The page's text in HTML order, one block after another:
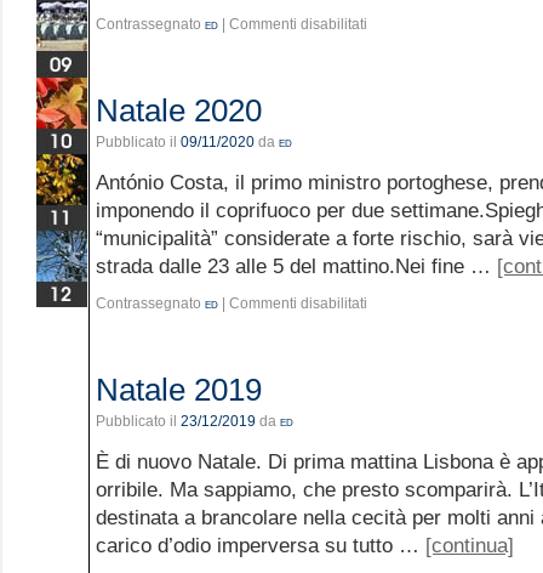
Contrassegnato ed Commenti disabilitati
Natale 2020
Pubblicato il 09/11/2020 da ed
António Costa, il primo ministro portoghese,
imponendo il coprifuoco per due
“municipalità” considerate a forte rischio, sarà
strada dalle 23 alle 5 del mattino.Nei fine …
Contrassegnato ed Commenti disabilitati
Natale 2019
Pubblicato il 23/12/2019 da ed
È di nuovo Natale. Di prima mattina Lisbona è
orribile. Ma sappiamo, che presto scomparirà.
destinata a brancolare nella cecità per molti anni
carico d’odio imperversa su tutto … [continua]